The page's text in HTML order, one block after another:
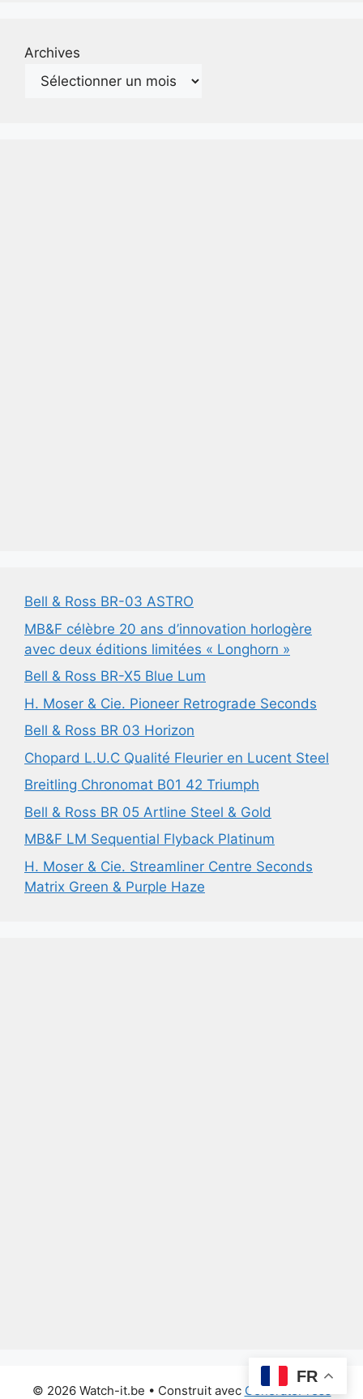
Archives
Bell & Ross BR-03 ASTRO
MB&F célèbre 20 ans d’innovation horlogère
avec deux éditions limitées « Longhorn »
Bell & Ross BR-X5 Blue Lum
H. Moser & Cie. Pioneer Retrograde Seconds
Bell & Ross BR 03 Horizon
Chopard L.U.C Qualité Fleurier en Lucent Steel
Breitling Chronomat B01 42 Triumph
Bell & Ross BR 05 Artline Steel & Gold
MB&F LM Sequential Flyback Platinum
H. Moser & Cie. Streamliner Centre Seconds
Matrix Green & Purple Haze
© 2026 Watch-it.be • Construit avec GeneratePress
FR